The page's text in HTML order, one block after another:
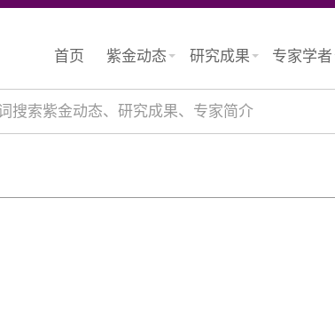
首页 紫金动态 研究成果 专家学者
搜索紫金动态、研究成果、专家简介